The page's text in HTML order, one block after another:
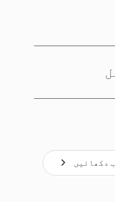
دکھائیں